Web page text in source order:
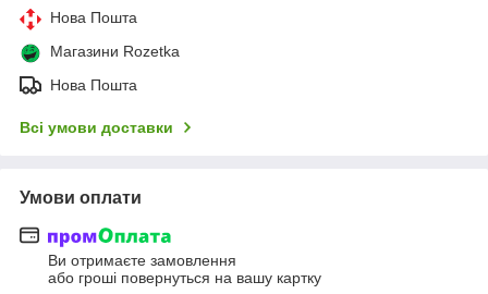
Нова Пошта
Магазини Rozetka
Нова Пошта
Всі умови доставки
Умови оплати
Ви отримаєте замовлення
або гроші повернуться на вашу картку